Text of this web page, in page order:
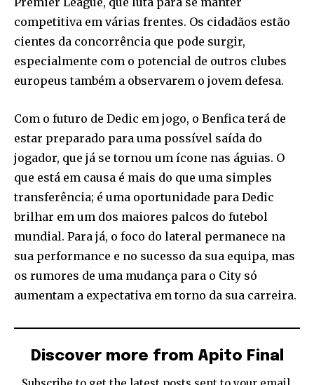
competitiva em várias frentes. Os cidadãos estão
cientes da concorrência que pode surgir,
especialmente com o potencial de outros clubes
europeus também a observarem o jovem defesa.
Com o futuro de Dedic em jogo, o Benfica terá de
estar preparado para uma possível saída do
jogador, que já se tornou um ícone nas águias. O
que está em causa é mais do que uma simples
transferência; é uma oportunidade para Dedic
brilhar em um dos maiores palcos do futebol
mundial. Para já, o foco do lateral permanece na
sua performance e no sucesso da sua equipa, mas
os rumores de uma mudança para o City só
aumentam a expectativa em torno da sua carreira.
Discover more from Apito Final